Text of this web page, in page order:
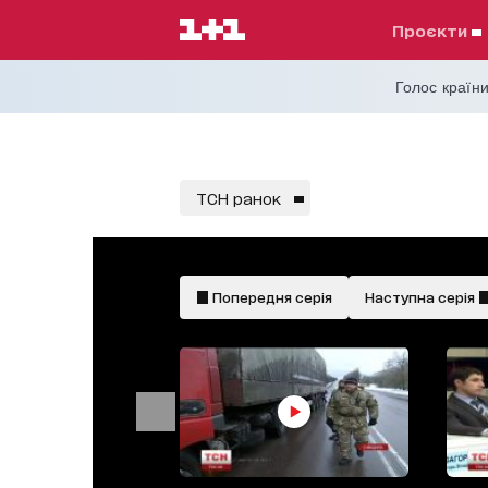
проєкти
Голос
ТСН ранок
Попередня серія Наступна серія